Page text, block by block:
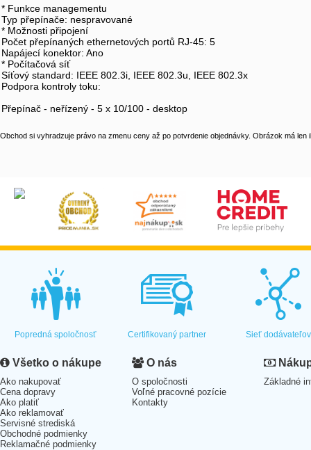
* Funkce managementu
Typ přepínače: nespravované
* Možnosti připojení
Počet přepínaných ethernetových portů RJ-45: 5
Napájecí konektor: Ano
* Počítačová síť
Síťový standard: IEEE 802.3i, IEEE 802.3u, IEEE 802.3x
Podpora kontroly toku:
Přepínač - neřízený - 5 x 10/100 - desktop
Obchod si vyhradzuje právo na zmenu ceny až po potvrdenie objednávky. Obrázok má len
Popredná spoločnosť Certifikovaný partner Sieť dodávateľov
Všetko o nákupe
Ako nakupovať
Cena dopravy
Ako platiť
Ako reklamovať
Servisné strediská
Obchodné podmienky
Reklamačné podmienky
O nás
O spoločnosti
Voľné pracovné pozície
Kontakty
Základné